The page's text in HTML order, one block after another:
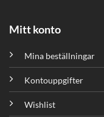
Mitt konto
Mina beställningar
Kontouppgifter
Wishlist